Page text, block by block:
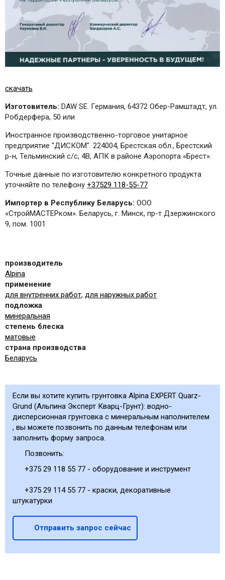
скачать
Изготовитель: DAW SE. Германия, 64372 Обер-Рамштадт, ул.
Робдерфера, 50 или
Иностранное производственно-торговое унитарное
предприятие "ДИСКОМ". 224004, Брестская обл., Брестский
р-н, Тельминский с/с, 4B, АПК в районе Аэропорта «Брест».
Точные данные по изготовителю конкретного продукта
уточняйте по телефону +37529 118-55-77
Импортер в Республику Беларусь: ООО
«СтройМАСТЕРком». Беларусь, г. Минск, пр-т Дзержинского
9, пом. 1001
производитель
Alpina
применение
для внутренних работ, для наружных работ
подложка
минеральная
степень блеска
матовые
страна производства
Беларусь
Если вы хотите купить грунтовка Alpina EXPERT Quarz-
Grund (Альпина Эксперт Кварц-Грунт): водно-
дисперсионная грунтовка с минеральным наполнителем
, вы можете позвонить по данным телефонам или
заполнить форму запроса.
Позвонить:
+375 29 118 55 77 - оборудование и инструмент
+375 29 114 55 77 - краски, декоративные
штукатурки
Отправить запрос сейчас